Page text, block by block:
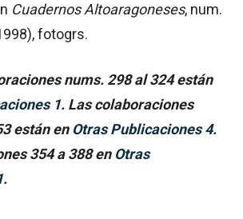
Cuadernos Altoaragoneses, num.
fotogrs.
nums. 298 al 324 están
1. Las colaboraciones
están en Otras Publicaciones 4.
354 a 388 en Otras
.